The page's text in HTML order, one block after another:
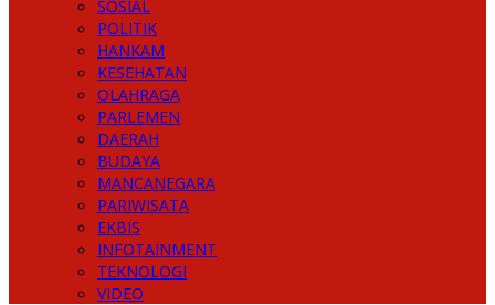
SOSIAL
POLITIK
HANKAM
KESEHATAN
OLAHRAGA
PARLEMEN
DAERAH
BUDAYA
MANCANEGARA
PARIWISATA
EKBIS
INFOTAINMENT
TEKNOLOGI
VIDEO